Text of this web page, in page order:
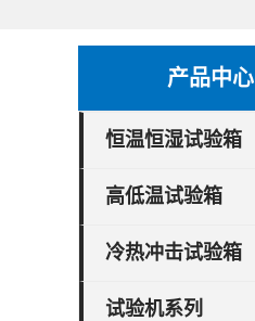
产品中心
恒温恒湿试验箱
高低温试验箱
冷热冲击试验箱
试验机系列